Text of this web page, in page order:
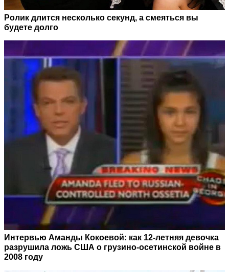
Ролик длится несколько секунд, а смеяться вы
будете долго
Интервью Аманды Кокоевой: как 12-летняя девочка
разрушила ложь США о грузино-осетинской войне в
2008 году